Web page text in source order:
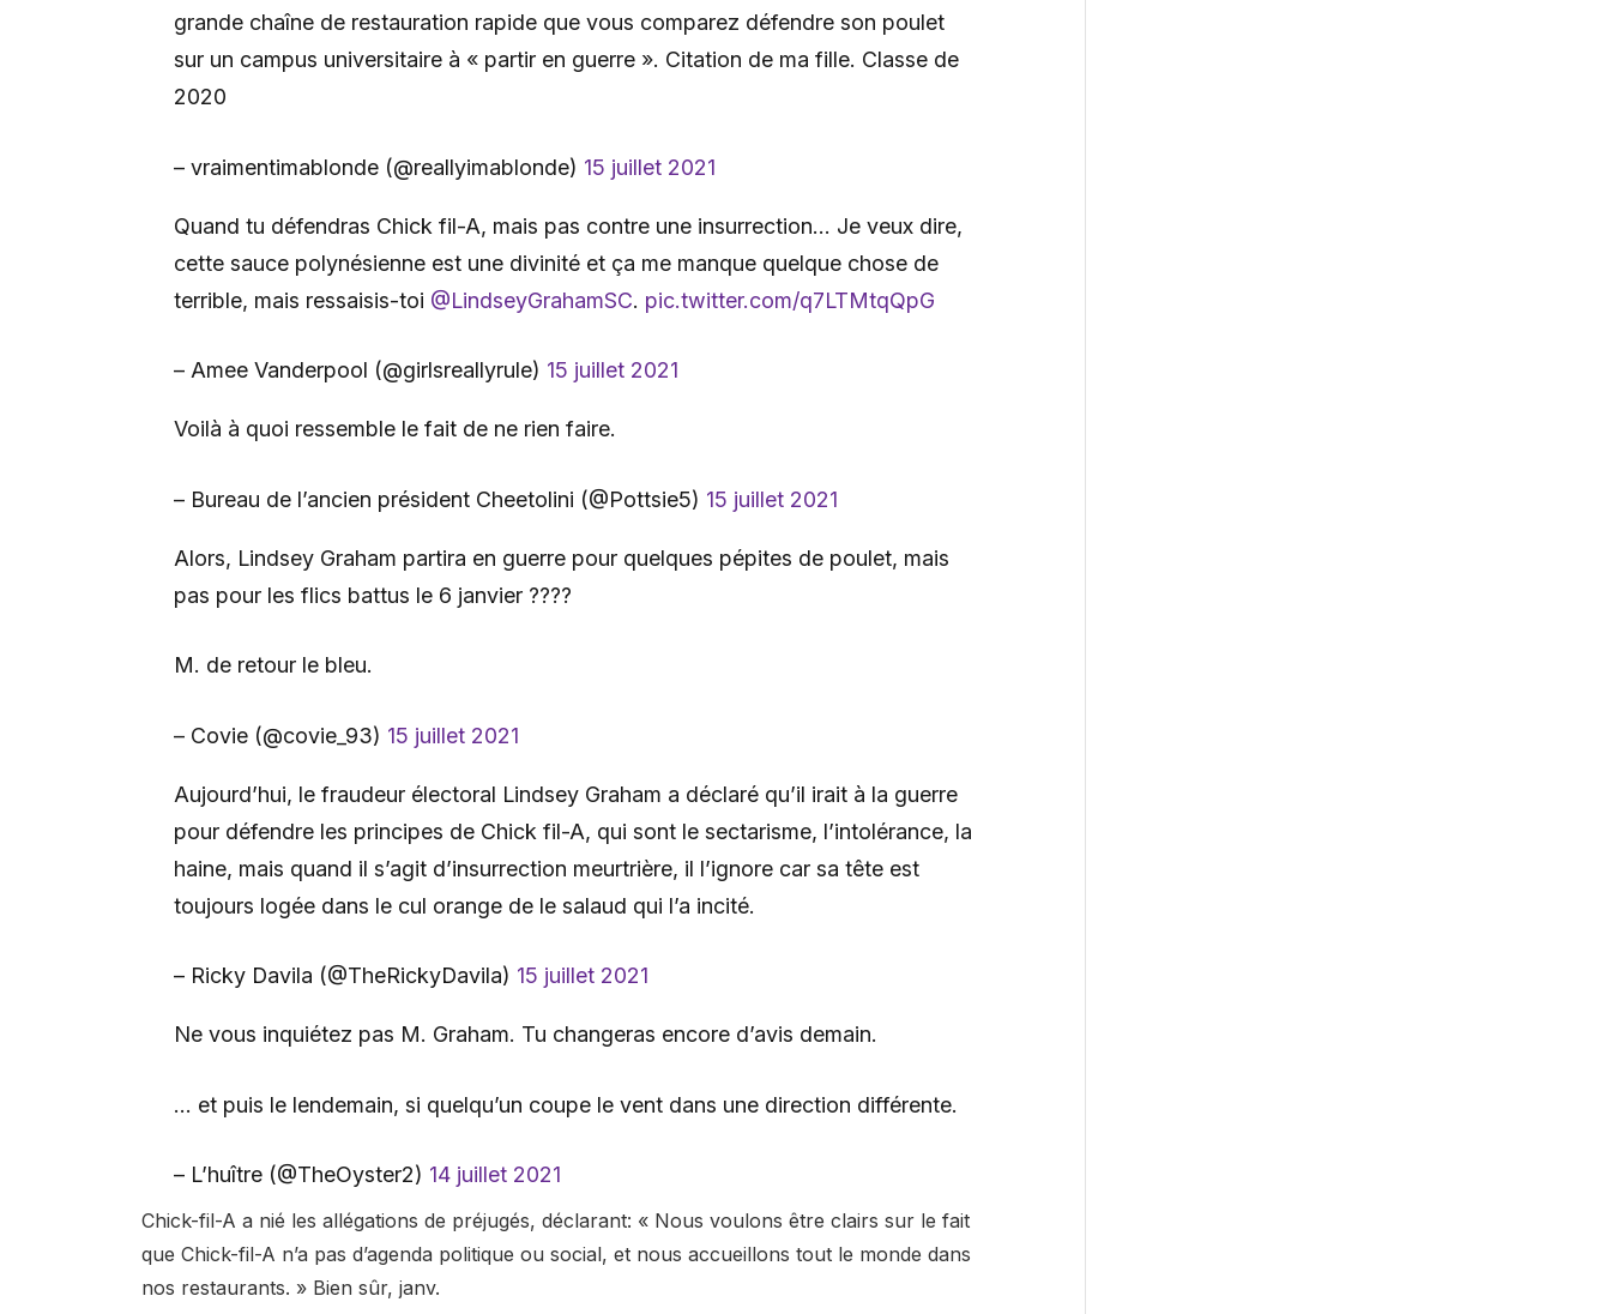
grande chaîne de restauration rapide que vous comparez défendre son poulet
sur un campus universitaire à « partir en guerre ». Citation de ma fille. Classe de
2020
– vraimentimablonde (@reallyimablonde) 15 juillet 2021
Quand tu défendras Chick fil-A, mais pas contre une insurrection… Je veux dire,
cette sauce polynésienne est une divinité et ça me manque quelque chose de
terrible, mais ressaisis-toi @LindseyGrahamSC. pic.twitter.com/q7LTMtqQpG
– Amee Vanderpool (@girlsreallyrule) 15 juillet 2021
Voilà à quoi ressemble le fait de ne rien faire.
– Bureau de l’ancien président Cheetolini (@Pottsie5) 15 juillet 2021
Alors, Lindsey Graham partira en guerre pour quelques pépites de poulet, mais
pas pour les flics battus le 6 janvier ????
M. de retour le bleu.
– Covie (@covie_93) 15 juillet 2021
Aujourd’hui, le fraudeur électoral Lindsey Graham a déclaré qu’il irait à la guerre
pour défendre les principes de Chick fil-A, qui sont le sectarisme, l’intolérance, la
haine, mais quand il s’agit d’insurrection meurtrière, il l’ignore car sa tête est
toujours logée dans le cul orange de le salaud qui l’a incité.
– Ricky Davila (@TheRickyDavila) 15 juillet 2021
Ne vous inquiétez pas M. Graham. Tu changeras encore d’avis demain.
… et puis le lendemain, si quelqu’un coupe le vent dans une direction différente.
– L’huître (@TheOyster2) 14 juillet 2021
Chick-fil-A a nié les allégations de préjugés, déclarant: « Nous voulons être clairs sur le fait
que Chick-fil-A n’a pas d’agenda politique ou social, et nous accueillons tout le monde dans
nos restaurants. » Bien sûr, janv.